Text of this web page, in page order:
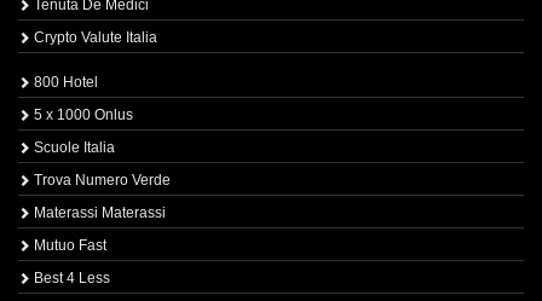
Tenuta De Medici
Crypto Valute Italia
800 Hotel
5 x 1000 Onlus
Scuole Italia
Trova Numero Verde
Materassi Materassi
Mutuo Fast
Best 4 Less